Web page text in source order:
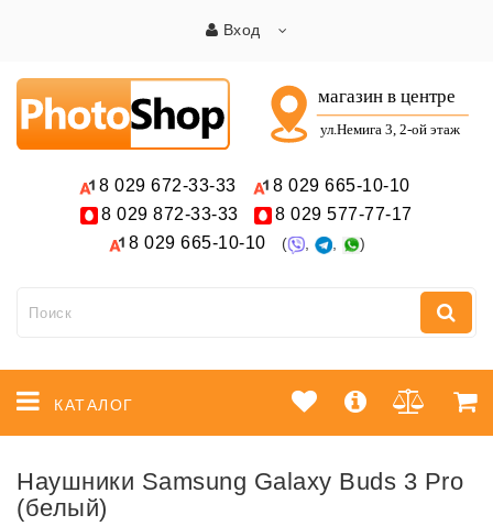
Вход
8 029 672-33-33 8 029 665-10-10
8 029 872-33-33 8 029 577-77-17
8 029 665-10-10 ( , , )
КАТАЛОГ
Наушники Samsung Galaxy Buds 3 Pro
(белый)